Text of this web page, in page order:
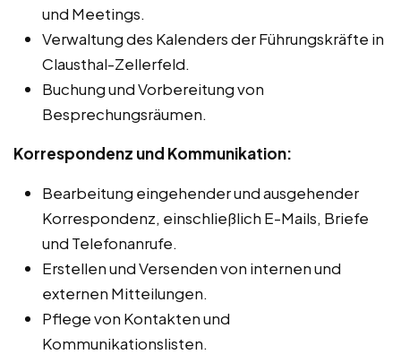
und Meetings.
Verwaltung des Kalenders der Führungskräfte in
Clausthal-Zellerfeld.
Buchung und Vorbereitung von
Besprechungsräumen.
Korrespondenz und Kommunikation:
Bearbeitung eingehender und ausgehender
Korrespondenz, einschließlich E-Mails, Briefe
und Telefonanrufe.
Erstellen und Versenden von internen und
externen Mitteilungen.
Pflege von Kontakten und
Kommunikationslisten.